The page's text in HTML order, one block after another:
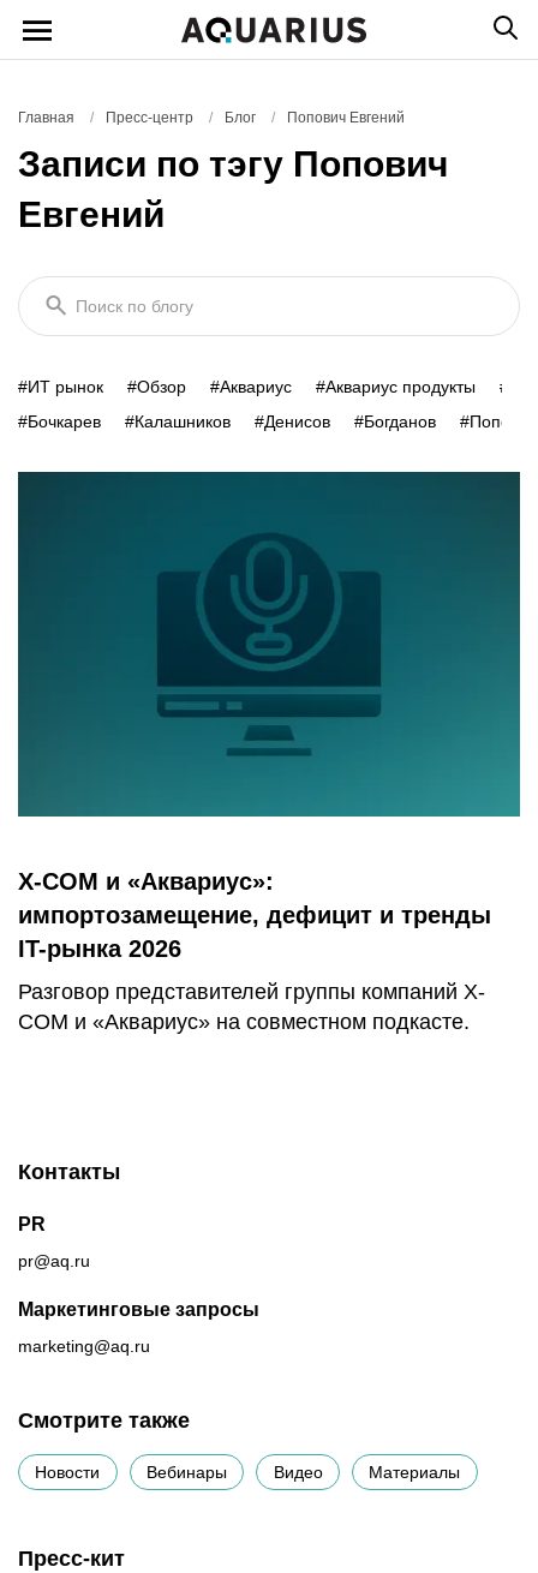
Главная / Пресс-центр / Блог / Попович Евгений
Записи по тэгу Попович
Евгений
Поиск по блогу
#ИТ рынок #Обзор #Аквариус #Аквариус продукты
#Бочкарев
#Калашников #Денисов #Богданов #Попович
X-COM и «Аквариус»:
импортозамещение, дефицит и тренды
IT-рынка 2026
Разговор представителей группы компаний X-
COM и «Аквариус» на совместном подкасте.
Контакты
PR
pr@aq.ru
Маркетинговые запросы
marketing@aq.ru
Смотрите также
Новости Вебинары Видео Материалы
Пресс-кит